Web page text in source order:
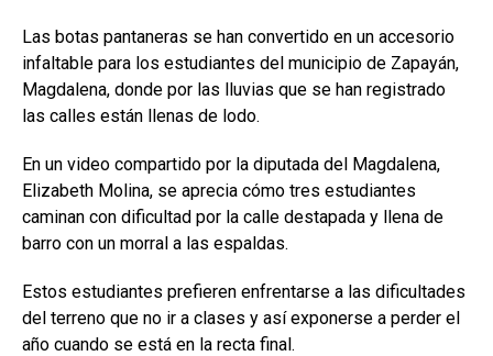
Las botas pantaneras se han convertido en un accesorio
infaltable para los estudiantes del municipio de Zapayán,
Magdalena, donde por las lluvias que se han registrado
las calles están llenas de lodo.
En un video compartido por la diputada del Magdalena,
Elizabeth Molina, se aprecia cómo tres estudiantes
caminan con dificultad por la calle destapada y llena de
barro con un morral a las espaldas.
Estos estudiantes prefieren enfrentarse a las dificultades
del terreno que no ir a clases y así exponerse a perder el
año cuando se está en la recta final.